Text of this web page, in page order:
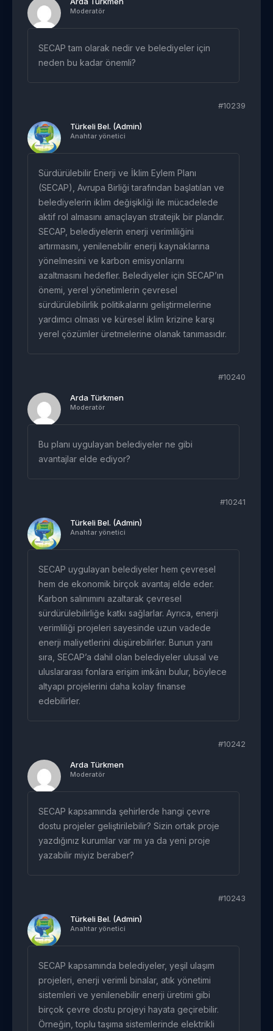
Moderatör
SECAP tam olarak nedir ve belediyeler için
neden bu kadar önemli?
#10239
Türkeli Bel. (Admin)
Anahtar yönetici
Sürdürülebilir Enerji ve İklim Eylem Planı
(SECAP), Avrupa Birliği tarafından başlatılan ve
belediyelerin iklim değişikliği ile mücadelede
aktif rol almasını amaçlayan stratejik bir plandır.
SECAP, belediyelerin enerji verimliliğini
artırmasını, yenilenebilir enerji kaynaklarına
yönelmesini ve karbon emisyonlarını
azaltmasını hedefler. Belediyeler için SECAP’ın
önemi, yerel yönetimlerin çevresel
sürdürülebilirlik politikalarını geliştirmelerine
yardımcı olması ve küresel iklim krizine karşı
yerel çözümler üretmelerine olanak tanımasıdır.
#10240
Arda Türkmen
Moderatör
Bu planı uygulayan belediyeler ne gibi
avantajlar elde ediyor?
#10241
Türkeli Bel. (Admin)
Anahtar yönetici
SECAP uygulayan belediyeler hem çevresel
hem de ekonomik birçok avantaj elde eder.
Karbon salınımını azaltarak çevresel
sürdürülebilirliğe katkı sağlarlar. Ayrıca, enerji
verimliliği projeleri sayesinde uzun vadede
enerji maliyetlerini düşürebilirler. Bunun yanı
sıra, SECAP’a dahil olan belediyeler ulusal ve
uluslararası fonlara erişim imkânı bulur, böylece
altyapı projelerini daha kolay finanse
edebilirler.
#10242
Arda Türkmen
Moderatör
SECAP kapsamında şehirlerde hangi çevre
dostu projeler geliştirilebilir? Sizin ortak proje
yazdığınız kurumlar var mı ya da yeni proje
yazabilir miyiz beraber?
#10243
Türkeli Bel. (Admin)
Anahtar yönetici
SECAP kapsamında belediyeler, yeşil ulaşım
projeleri, enerji verimli binalar, atık yönetimi
sistemleri ve yenilenebilir enerji üretimi gibi
birçok çevre dostu projeyi hayata geçirebilir.
Örneğin, toplu taşıma sistemlerinde elektrikli